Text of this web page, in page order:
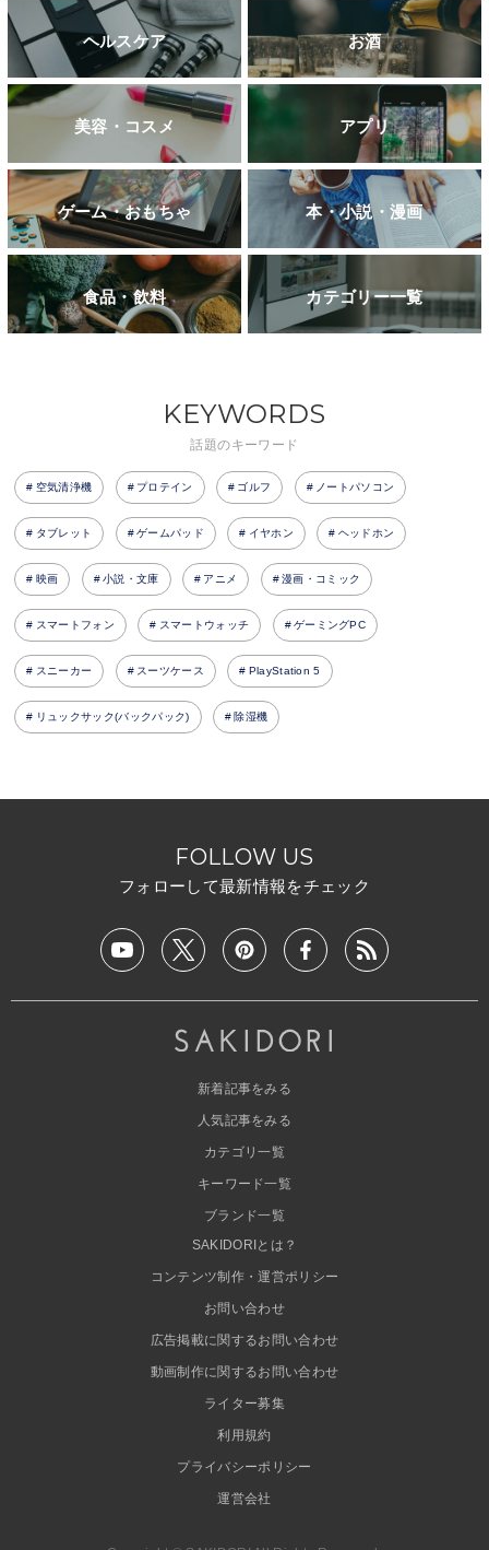
ヘルスケア お酒
美容・コスメ アプリ
ゲーム・おもちゃ 本・小説・漫画
食品・飲料 カテゴリー一覧
KEYWORDS
話題のキーワード
空気清浄機 プロテイン ゴルフ ノートパソコン
タブレット ゲームパッド イヤホン ヘッドホン
映画 小説・文庫 アニメ 漫画・コミック
スマートフォン スマートウォッチ ゲーミングPC
スニーカー スーツケース PlayStation 5
リュックサック(バックパック) 除湿機
FOLLOW US
フォローして最新情報をチェック
新着記事をみる
人気記事をみる
カテゴリ一覧
キーワード一覧
ブランド一覧
SAKIDORIとは？
コンテンツ制作・運営ポリシー
お問い合わせ
広告掲載に関するお問い合わせ
動画制作に関するお問い合わせ
ライター募集
利用規約
プライバシーポリシー
運営会社